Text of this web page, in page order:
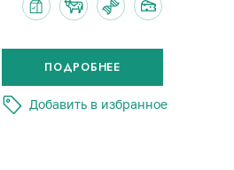
Добавить в избранное